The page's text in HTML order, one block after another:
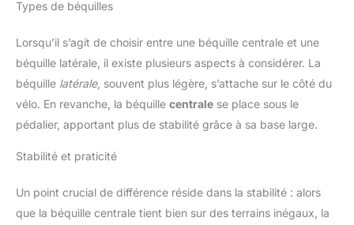
Types de béquilles
Lorsqu’il s’agit de choisir entre une béquille centrale et une
béquille latérale, il existe plusieurs aspects à considérer. La
béquille latérale, souvent plus légère, s’attache sur le côté du
vélo. En revanche, la béquille centrale se place sous le
pédalier, apportant plus de stabilité grâce à sa base large.
Stabilité et praticité
Un point crucial de différence réside dans la stabilité : alors
que la béquille centrale tient bien sur des terrains inégaux, la